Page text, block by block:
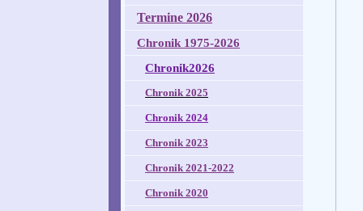
Termine 2026
Chronik 1975-2026
Chronik2026
Chronik 2025
Chronik 2024
Chronik 2023
Chronik 2021-2022
Chronik 2020